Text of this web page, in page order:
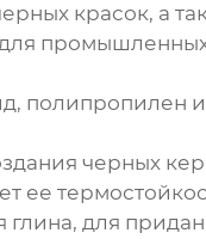
красок, а
промышленных
полипропилен
черных
ее
глина, для